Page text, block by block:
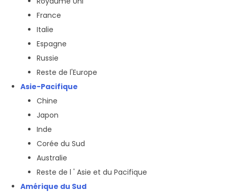
France
Italie
Espagne
Russie
Reste de l'Europe
Asie-Pacifique
Chine
Japon
Inde
Corée du Sud
Australie
Reste de l ' Asie et du Pacifique
Amérique du Sud